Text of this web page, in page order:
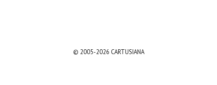
© 2005-2026 CARTUSIANA